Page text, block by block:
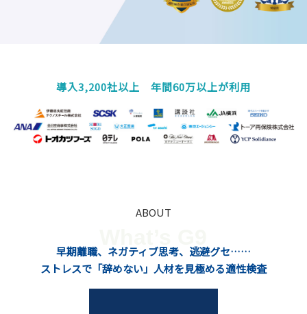
導入3,200社以上 年間60万以上が利用
ABOUT
早期離職、ネガティブ思考、逃避グセ……
ストレスで「辞めない」人材を見極める適性検査